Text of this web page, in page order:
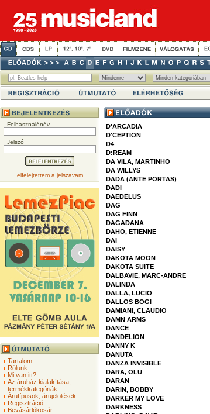
Felhasználónév
Jelszó
elfelejtettem a jelszavam
Tartalom
Rólunk
Mi van itt?
Az áruház kialakítása,
termékkategóriák
Árutípusok, árujelölések
Regisztráció
Bevásárlókosár
D'ARCADIA
D'CEPTION
D4
D:REAM
DA VILA, MARTINHO
DA WILLYS
DADA (ANTE PORTAS)
DADI
DAEDELUS
DAG
DAG FINN
DAGADANA
DAHO, ETIENNE
DAI
DAISY
DAKOTA MOON
DAKOTA SUITE
DALBAVIE, MARC-ANDRE
DALINDA
DALLA, LUCIO
DALLOS BOGI
DAMIANI, CLAUDIO
DAMN ARMS
DANCE
DANDELION
DANNY K
DANUTA
DANZA INVISIBLE
DARA, OLU
DARAN
DARIN, BOBBY
DARKER MY LOVE
DARKNESS